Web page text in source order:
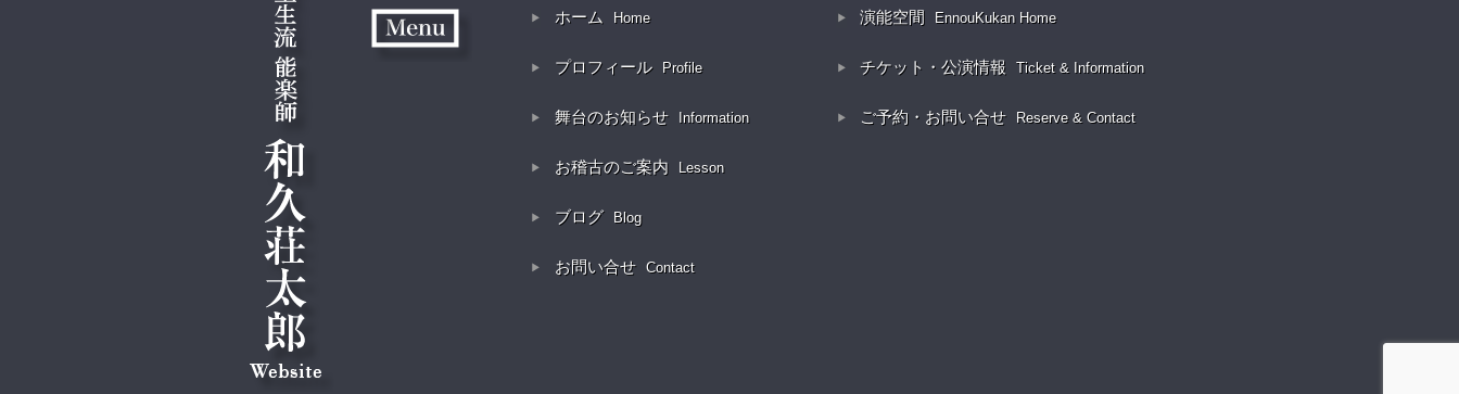
ホーム Home
プロフィール Profile
舞台のお知らせ Information
お稽古のご案内 Lesson
ブログ Blog
お問い合せ Contact
演能空間 EnnouKukan Home
チケット・公演情報 Ticket & Information
ご予約・お問い合せ Reserve & Contact